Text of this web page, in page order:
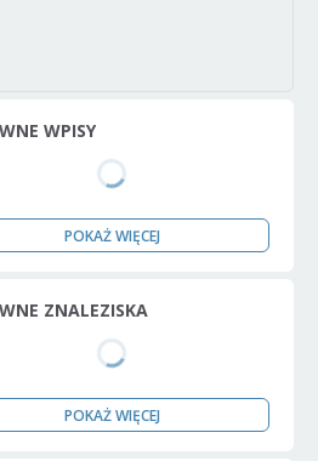
WPISY
POKAŻ WIĘCEJ
ZNALEZISKA
POKAŻ WIĘCEJ